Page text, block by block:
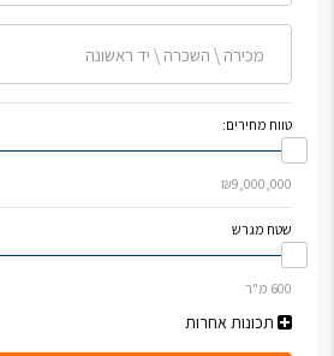
מכירה \ השכרה \ יד ראשונה
טווח מחירים:
שטח מגרש
תכונות אחרות